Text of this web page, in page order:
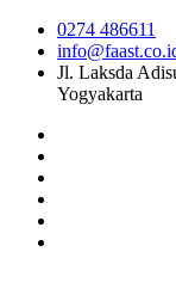
0274 486611
Jl. Laksda
Yogyakarta